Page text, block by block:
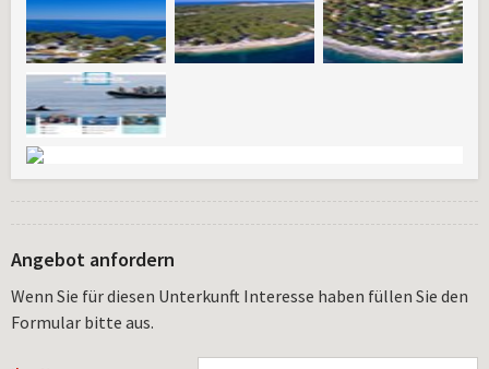
Angebot anfordern
Wenn Sie für diesen Unterkunft Interesse haben füllen Sie den
Formular bitte aus.